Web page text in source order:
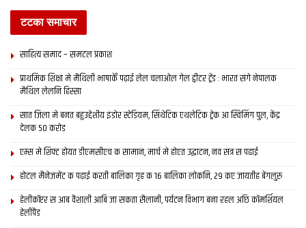
टटका समाचार
साहित्य समाद – समटल प्रकाश
प्राथमिक शि‍क्षा मे मैथि‍ली भाषाकेँ पढ़ाई लेल चलाओल गेल ट्वीटर ट्रेंड : भारत संगे नेपालक
मैथिल लेलनि हिस्सा
सात जिला मे बनत बहुउद्देशीय इंडोर स्‍टेडि‍यम, सिंथेटिक एथलेटिक ट्रेक आ स्विमिंग पुल, केंद्र
देलक 50 करोड़
एम्स मे शिफ्ट होयत डीएमसीएच क सामान, मार्च मे होएत उद्घाटन, नव सत्र स पढाई
होटल मैनेजमेंट क पढ़ाई करती बालिका गृह क 16 बालिका लोकनि, 29 कए जायतीह बेंगलुरु
हेलीकॉप्टर स आब वैशाली आबि जा सकता सैलानी, पर्यटन विभाग बना रहल अछि कॉमर्शियल
हेलीपैड